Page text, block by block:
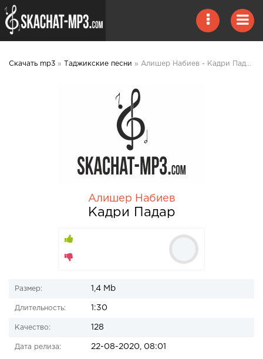
Скачать mp3 » Таджикские песни » Алишер Набиев - Кадри Падар mp3 скачать
Алишер Набиев
Кадри Падар
Размер: 1,4 Mb
Длительность: 1:30
Качество: 128
Дата релиза: 22-08-2020, 08:01